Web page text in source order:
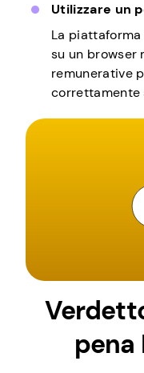
Utilizzare un
La
su un browser
remunerative
correttamente
pena